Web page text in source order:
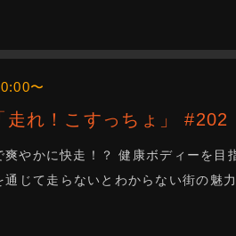
〜
走れ！こすっちょ」
やかに快走！？ 健康ボディーを
通じて走らないとわからない街の魅